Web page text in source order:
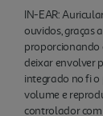
IN-EAR:
ouvidos, graças
proporcionando
deixar envolver
integrado no fi
volume e
controlador com